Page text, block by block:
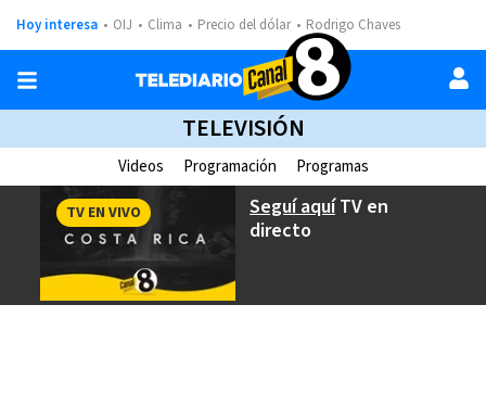
Hoy interesa OIJ Clima Precio del dólar Rodrigo Chaves
TELEVISIÓN
Videos Programación Programas
Seguí aquíTV en
directo
TV EN VIVO